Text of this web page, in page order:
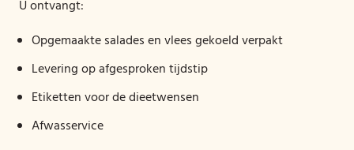
U ontvangt:
Opgemaakte salades en vlees gekoeld verpakt
Levering op afgesproken tijdstip
Etiketten voor de dieetwensen
Afwasservice